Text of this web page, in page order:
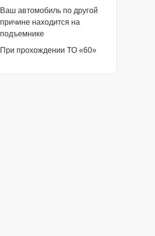
Ваш автомобиль по другой
причине находится на
подъемнике
При прохождении ТО «60»